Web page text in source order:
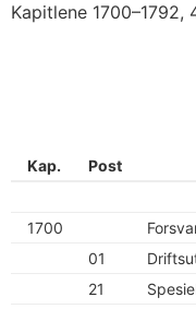
Kapitlene 1700–1792,
Kap. Post
1700
01
21